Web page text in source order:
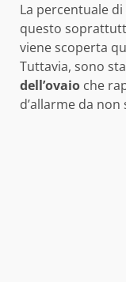
La percentuale di
questo
viene scoperta
Tuttavia, sono
dell’ovaio che
d’allarme da